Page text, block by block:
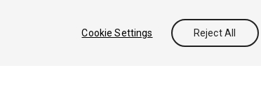
Cookie Settings Reject All